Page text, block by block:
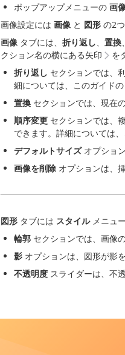
ポップアップメニューの 画像
画像設定には 画像 と 図形 の2
画像 タブには、 折り返し 置換
クション名の横にある矢印
を
折り返し セクションでは、
細については、このガイドの
置換 セクションでは、現在
順序変更 セクションでは、
できます。詳細については
デフォルトサイズオプショ
画像を削除 オプションは、
図形 タブには スタイルメニュ
輪郭 セクションでは、画像
影 オプションは、図形が影
不透明度 スライダーは、不